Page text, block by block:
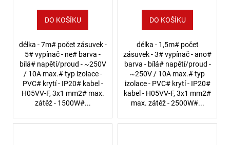
DO KOŠÍKU
délka - 7m# počet zásuvek -
5# vypínač - ne# barva -
bílá# napětí/proud - ~250V
/ 10A max.# typ izolace -
PVC# krytí - IP20# kabel -
H05VV-F, 3x1 mm2# max.
zátěž - 1500W#...
DO KOŠÍKU
délka - 1,5m# počet
zásuvek - 3# vypínač - ano#
barva - bílá# napětí/proud -
~250V / 10A max.# typ
izolace - PVC# krytí - IP20#
kabel - H05VV-F, 3x1 mm2#
max. zátěž - 2500W#...